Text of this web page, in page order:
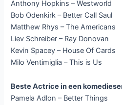
Anthony Hopkins – Westworld
Bob Odenkirk – Better Call Saul
Matthew Rhys – The Americans
Liev Schreiber – Ray Donovan
Kevin Spacey – House Of Cards
Milo Ventimiglia – This is Us
Beste Actrice in een
Pamela Adlon – Better Things